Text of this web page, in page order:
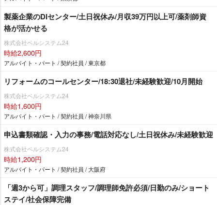
製薬企業のDIセンター/土日祝休み/月収39万円以上可/薬剤師資
格が活かせる
株式会社ベルシステム24
時給2,600円
アルバイト・パート / 契約社員 / 東京都
リフォームのコールセンター/18:30退社/未経験歓迎/10月開始
株式会社ベルシステム24
時給1,600円
アルバイト・パート / 契約社員 / 神奈川県
申込書類確認・入力の事務/電話対応なし/土日祝休み/未経験歓迎
株式会社ベルシステム24
時給1,200円
アルバイト・パート / 契約社員 / 大阪府
「週3から可」調理スタッフ/調理師免許必須/日勤のみ/ショート
ステイ/社会保障完備